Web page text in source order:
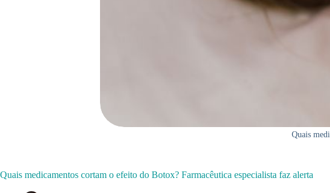
Quais
Quais medicamentos cortam o efeito do Botox? Farmacêutica especialista faz alerta